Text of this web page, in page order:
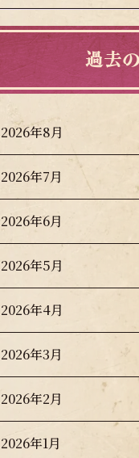
過去
2026年8月
2026年7月
2026年6月
2026年5月
2026年4月
2026年3月
2026年2月
2026年1月